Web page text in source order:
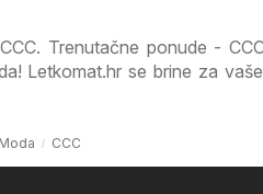
Trenutačne ponude -
Letkomat.hr se brine za
CCC